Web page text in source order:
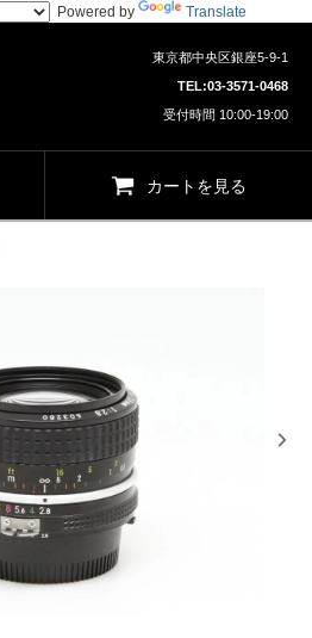
Powered by Translate
東京都中央区銀座5-9-1
TEL:03-3571-0468
受付時間 10:00-19:00
カートを見る